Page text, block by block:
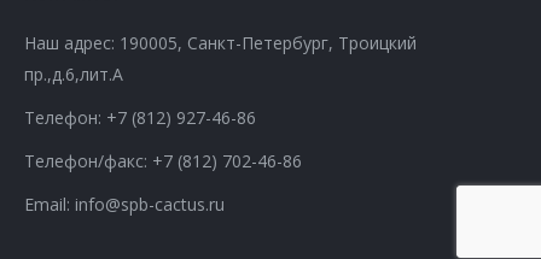
Наш адрес: 190005, Санкт-Петербург, Троицкий
пр.,д.6,лит.А
Телефон: +7 (812) 927-46-86
Телефон/факс: +7 (812) 702-46-86
Email: info@spb-cactus.ru